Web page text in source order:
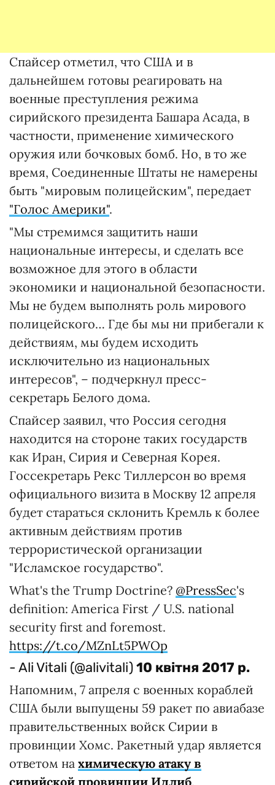
Спайсер отметил, что США и в
дальнейшем готовы реагировать на
военные преступления режима
сирийского президента Башара Асада, в
частности, применение химического
оружия или бочковых бомб. Но, в то же
время, Соединенные Штаты не намерены
быть "мировым полицейским", передает
"Голос Америки".
"Мы стремимся защитить наши
национальные интересы, и сделать все
возможное для этого в области
экономики и национальной безопасности.
Мы не будем выполнять роль мирового
полицейского… Где бы мы ни прибегали к
действиям, мы будем исходить
исключительно из национальных
интересов", – подчеркнул пресс-
секретарь Белого дома.
Спайсер заявил, что Россия сегодня
находится на стороне таких государств
как Иран, Сирия и Северная Корея.
Госсекретарь Рекс Тиллерсон во время
официального визита в Москву 12 апреля
будет стараться склонить Кремль к более
активным действиям против
террористической организации
"Исламское государство".
What's the Trump Doctrine? @PressSec's
definition: America First / U.S. national
security first and foremost.
https://t.co/MZnLt5PWOp
- Ali Vitali (@alivitali)10 квітня 2017 р.
Напомним, 7 апреля с военных кораблей
США были выпущены 59 ракет по авиабазе
правительственных войск Сирии в
провинции Хомс. Ракетный удар является
ответом на химическую атаку в
сирийской провинции Идлиб.